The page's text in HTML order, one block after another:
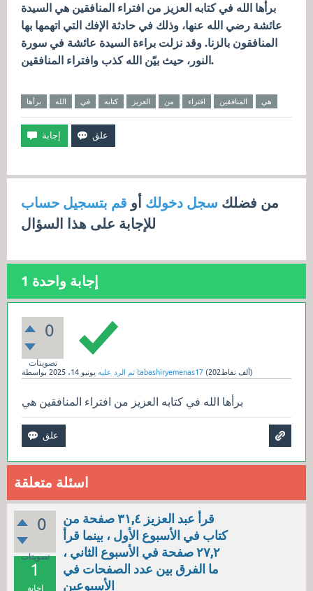
برأها الله في كتابه العزيز من افتراء المنافقين هي السيدة
عائشة رضي الله عنها، وذلك في حادثة الإفك التي اتهمها بها
المنافقون بالزنا. وقد نزلت براءة السيدة عائشة في سورة
النور، حيث بيّن الله كذب وافتراء المنافقين.
برأها الله في كتابه العزيز من افتراء المنافقين هي
من فضلك سجل دخولك أو قم بتسجيل حساب
للإجابة على هذا السؤال
1 إجابة واحدة
0
تصويتات
تم الرد عليه يونيو 14، 2025 tabashiryemenas17 ( 202ألفنقاط)
برأها الله في كتابه العزيز من افتراء المنافقين هي
اسئلة متعلقة
0
تصويتات
1
إجابة
قرأ عبد العزيز ٣١,٤ صفحة من
كتاب في الأسبوع الأول ، بينما قرأ
۲۷,۲ صفحة في الأسبوع الثاني ،
ما الفرق بين عدد الصفحات في
الأسبوعين